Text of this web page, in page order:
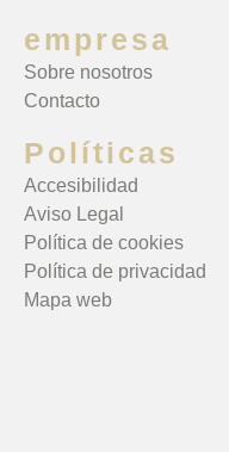
empresa
Sobre nosotros
Contacto
Políticas
Accesibilidad
Aviso Legal
Política de cookies
Política de privacidad
Mapa web